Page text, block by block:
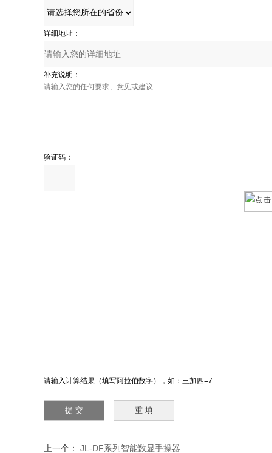
详细地址：
补充说明：
验证码：
请输入计算结果（填写阿拉伯数字），如：三加四=7
上一个： JL-DF系列智能数显手操器